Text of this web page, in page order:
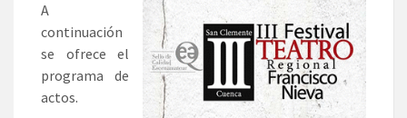
A
continuación
se ofrece el
programa de
actos.